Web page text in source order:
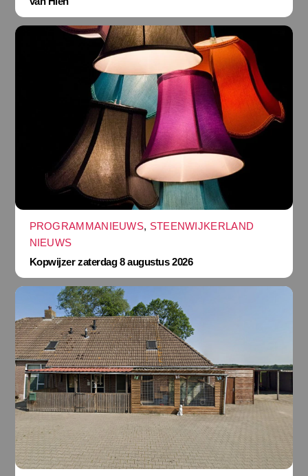
PROGRAMMANIEUWS, STEENWIJKERLAND
NIEUWS
Kopwijzer zaterdag 8 augustus 2026